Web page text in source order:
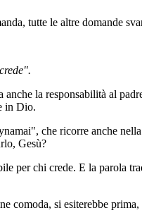
tutte le altre domande
la responsabilità al
in Dio.
che ricorre anche
Gesù?
per chi crede. E la parola
comoda, si esiterebbe prima,